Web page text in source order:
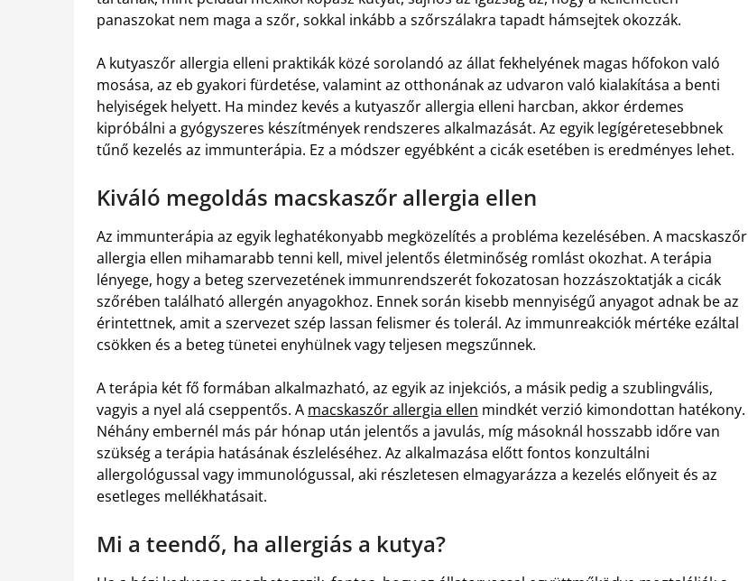
panaszokat nem maga a szőr, sokkal inkább a szőrszálakra tapadt hámsejtek okozzák.
A kutyaszőr allergia elleni praktikák közé sorolandó az állat fekhelyének magas hőfokon való
mosása, az eb gyakori fürdetése, valamint az otthonának az udvaron való kialakítása a benti
helyiségek helyett. Ha mindez kevés a kutyaszőr allergia elleni harcban, akkor érdemes
kipróbálni a gyógyszeres készítmények rendszeres alkalmazását. Az egyik legígéretesebbnek
tűnő kezelés az immunterápia. Ez a módszer egyébként a cicák esetében is eredményes lehet.
Kiváló megoldás macskaszőr allergia ellen
Az immunterápia az egyik leghatékonyabb megközelítés a probléma kezelésében. A macskaszőr
allergia ellen mihamarabb tenni kell, mivel jelentős életminőség romlást okozhat. A terápia
lényege, hogy a beteg szervezetének immunrendszerét fokozatosan hozzászoktatják a cicák
szőrében található allergén anyagokhoz. Ennek során kisebb mennyiségű anyagot adnak be az
érintettnek, amit a szervezet szép lassan felismer és tolerál. Az immunreakciók mértéke ezáltal
csökken és a beteg tünetei enyhülnek vagy teljesen megszűnnek.
A terápia két fő formában alkalmazható, az egyik az injekciós, a másik pedig a szublingvális,
vagyis a nyel alá cseppentős. A macskaszőr allergia ellen mindkét verzió kimondottan hatékony.
Néhány embernél más pár hónap után jelentős a javulás, míg másoknál hosszabb időre van
szükség a terápia hatásának észleléséhez. Az alkalmazása előtt fontos konzultálni
allergológussal vagy immunológussal, aki részletesen elmagyarázza a kezelés előnyeit és az
esetleges mellékhatásait.
Mi a teendő, ha allergiás a kutya?